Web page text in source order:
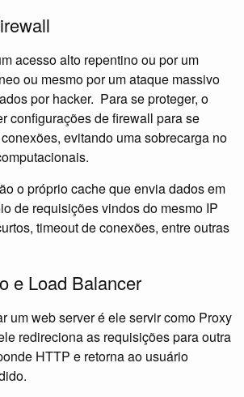
acesso alto repentino ou por um
ou mesmo por um ataque massivo
por hacker. Para se proteger, o
configurações de firewall para se
evitando uma sobrecarga no
o próprio cache que envia dados em
de requisições vindos do mesmo IP
timeout de conexões, entre outras
e Load Balancer
um web server é ele servir como Proxy
redireciona as requisições para outra
HTTP e retorna ao usuário